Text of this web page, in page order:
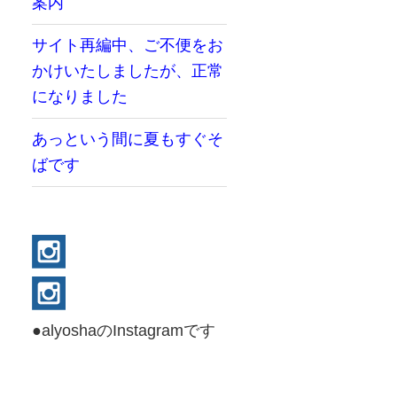
サイト再編中、ご不便をお
かけいたしましたが、正常
になりました
あっという間に夏もすぐそ
ばです
●alyoshaのInstagramです